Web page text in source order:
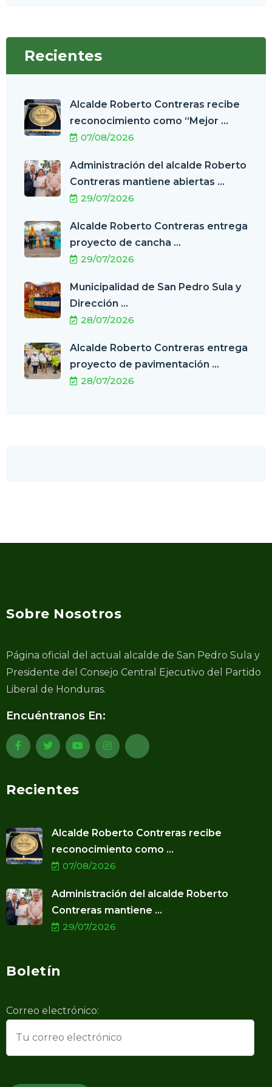
Recientes
Alcalde Roberto Contreras recibe
reconocimiento como “Mejor ...
07/08/2026
Administración del alcalde Roberto
Contreras mantiene abiertas ...
29/07/2026
Alcalde Roberto Contreras entrega
proyecto de cancha ...
29/07/2026
Municipalidad de San Pedro Sula y
Dirección ...
28/07/2026
Alcalde Roberto Contreras entrega
proyecto de pavimentación ...
28/07/2026
Sobre Nosotros
Página oficial del actual alcalde de San Pedro Sula y
Presidente del Consejo Central Ejecutivo del Partido
Liberal de Honduras.
Encuéntranos En:
Recientes
Alcalde Roberto Contreras recibe
reconocimiento como ...
07/08/2026
Administración del alcalde Roberto
Contreras mantiene ...
29/07/2026
Boletín
Correo electrónico: